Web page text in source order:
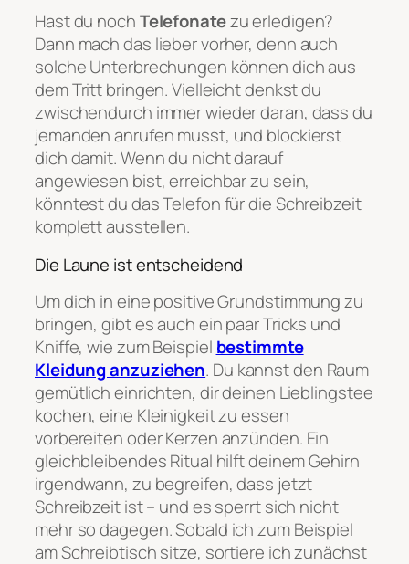
Hast du nochTelefonatezu erledigen?
Dann mach das lieber vorher, denn auch
solche Unterbrechungen können dich aus
dem Tritt bringen. Vielleicht denkst du
zwischendurch immer wieder daran, dass du
jemanden anrufen musst, und blockierst
dich damit. Wenn du nicht darauf
angewiesen bist, erreichbar zu sein,
könntest du das Telefon für die Schreibzeit
komplett ausstellen.
Die Laune ist entscheidend
Um dich in eine positive Grundstimmung zu
bringen, gibt es auch ein paar Tricks und
Kniffe, wie zum Beispiel bestimmte
Kleidung anzuziehen. Du kannst den Raum
gemütlich einrichten, dir deinen Lieblingstee
kochen, eine Kleinigkeit zu essen
vorbereiten oder Kerzen anzünden. Ein
gleichbleibendes Ritual hilft deinem Gehirn
irgendwann, zu begreifen, dass jetzt
Schreibzeit ist – und es sperrt sich nicht
mehr so dagegen. Sobald ich zum Beispiel
am Schreibtisch sitze, sortiere ich zunächst